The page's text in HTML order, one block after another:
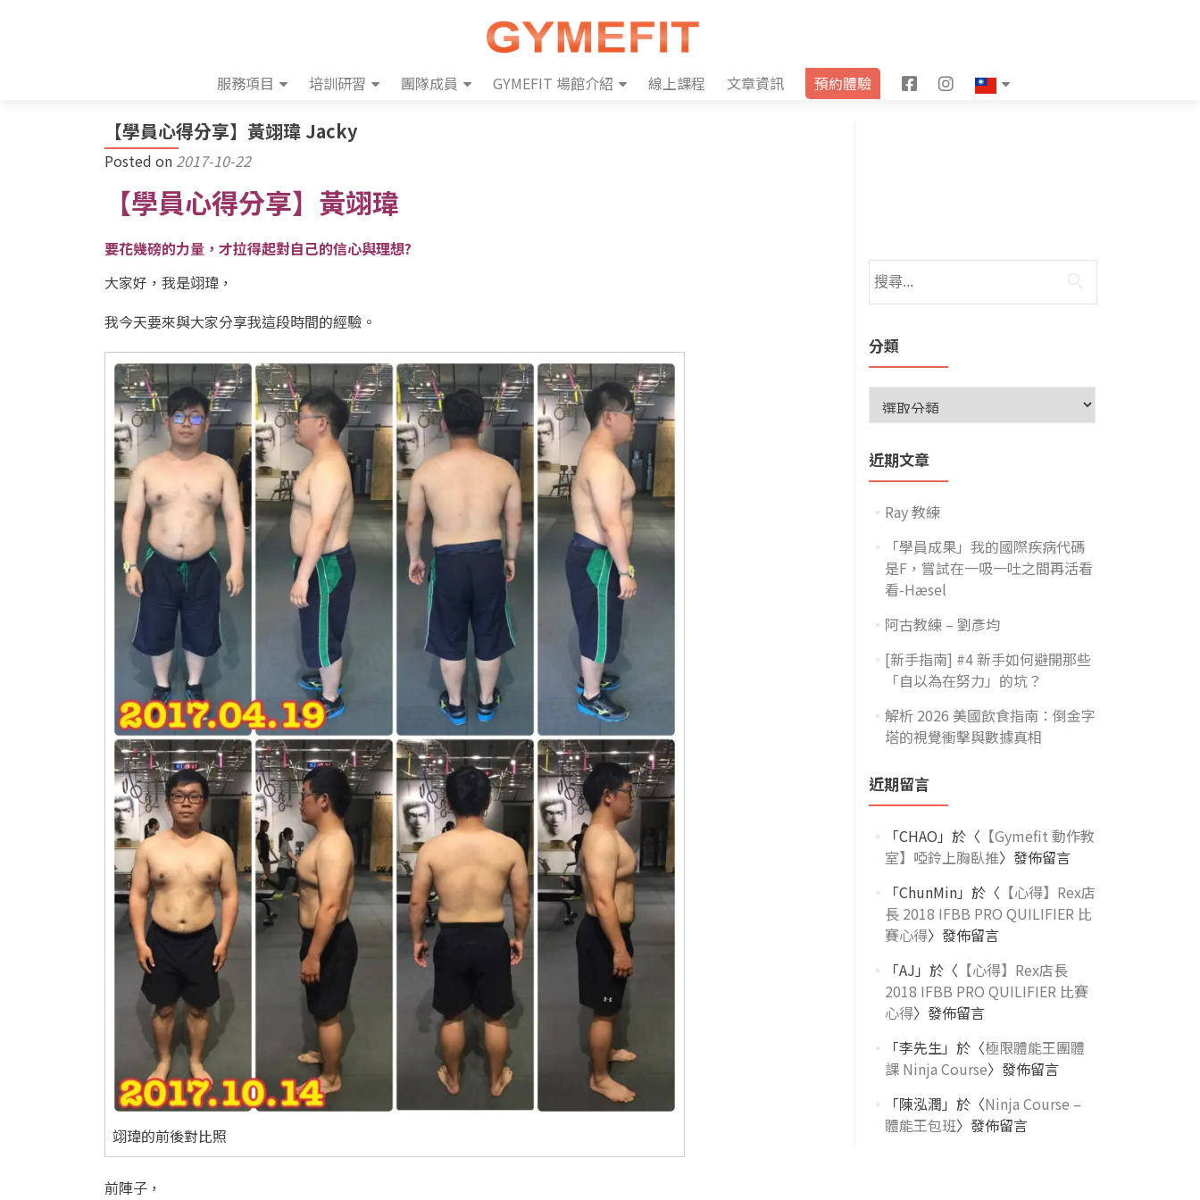
服務項目 培訓研習 團隊成員 GYMEFIT 場館介紹 線上課程 文章資訊 預約體驗
F
k
I
a
【學員心得分享】黃翊瑋 Jacky
Posted on 2017-10-22
【學員心得分享】黃翊瑋
要花幾磅的力量，才拉得起對自己的信心與理想?
大家好，我是翊瑋，
我今天要來與大家分享我這段時間的經驗。
翊瑋的前後對比照
前陣子，
分類
近期文章
Ray 教練
「學員成果」我的國際疾病代碼
是F，嘗試在一吸一吐之間再活看
看-Hæsel
阿古教練 – 劉彥均
[新手指南] #4 新手如何避開那些
「自以為在努力」的坑？
解析 2026 美國飲食指南：倒金字
塔的視覺衝擊與數據真相
近期留言
「CHAO 」於〈 【Gymefit 動作教
室】啞鈴上胸臥推〉發佈留言
「ChunMin」於〈 【心得】Rex店
長 2018 IFBB PRO QUILIFIER 比
賽心得〉發佈留言
「AJ 」於〈 【心得】Rex店長
2018 IFBB PRO QUILIFIER 比賽
心得〉發佈留言
「李先生」於〈極限體能王團體
課 Ninja Course〉發佈留言
「陳泓潤 」於〈Ninja Course –
體能王包班〉發佈留言